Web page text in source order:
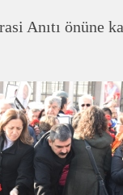
Anıtı önüne